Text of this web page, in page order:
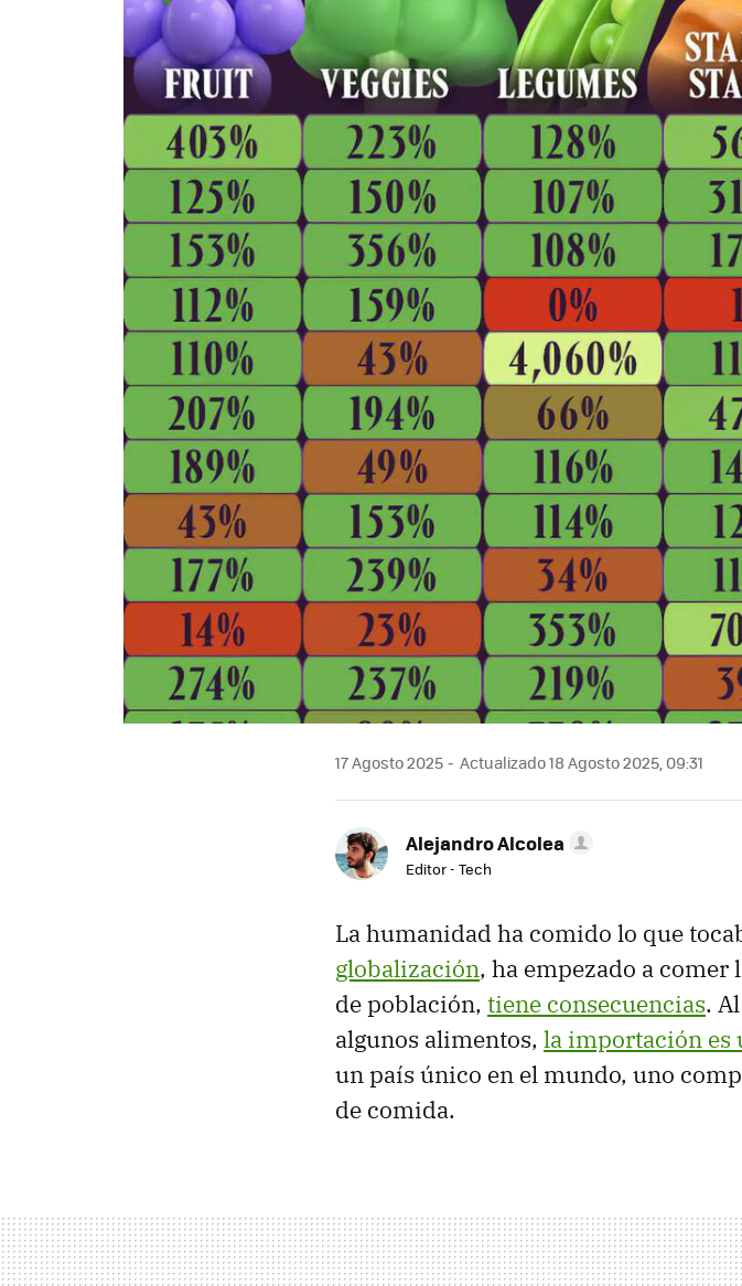
17 Agosto 2025 Actualizado 18 Agosto 2025, 09:31
Alejandro Alcolea
Editor - Tech
La humanidad ha comido lo que
globalización, ha empezado a
de población, tiene consecuencias.
algunos alimentos, la importación es
un país único en el mundo, uno
de comida.